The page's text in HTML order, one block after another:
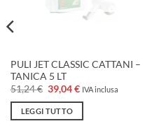
PULI JET CLASSIC CATTANI –
TANICA 5 LT
51,24€ Il
prezzo
originale
era:
39,04€Il
attuale
IVA inclusa
LEGGI TUTTO